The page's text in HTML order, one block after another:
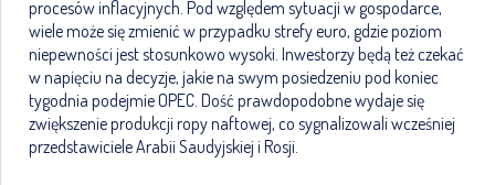
procesów inflacyjnych. Pod względem sytuacji w gospodarce,
wiele może się zmienić w przypadku strefy euro, gdzie poziom
niepewności jest stosunkowo wysoki. Inwestorzy będą też czekać
w napięciu na decyzje, jakie na swym posiedzeniu pod koniec
tygodnia podejmie OPEC. Dość prawdopodobne wydaje się
zwiększenie produkcji ropy naftowej, co sygnalizowali wcześniej
przedstawiciele Arabii Saudyjskiej i Rosji.